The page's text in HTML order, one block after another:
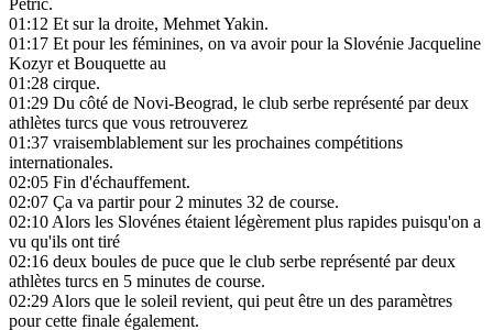
Petric.
01:12 Et sur la droite, Mehmet Yakin.
01:17 Et pour les féminines, on va avoir pour la Slovénie Jacqueline
Kozyr et Bouquette au
01:28 cirque.
01:29 Du côté de Novi-Beograd, le club serbe représenté par deux
athlètes turcs que vous retrouverez
01:37 vraisemblablement sur les prochaines compétitions
internationales.
02:05 Fin d'échauffement.
02:07 Ça va partir pour 2 minutes 32 de course.
02:10Alors les Slovénes étaient légèrement plus rapides puisqu'on a
vu qu'ils ont tiré
02:16 deux boules de puce que le club serbe représenté par deux
athlètes turcs en 5 minutes de course.
02:29Alors que le soleil revient, qui peut être un des paramètres
pour cette finale également.